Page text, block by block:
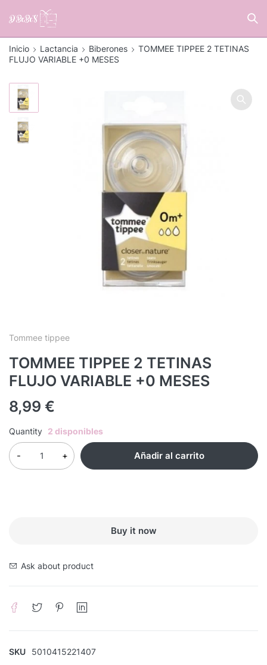
Inicio Lactancia Biberones
TOMMEE TIPPEE 2 TETINAS
FLUJO VARIABLE +0 MESES
Tommee tippee
TOMMEE TIPPEE 2 TETINAS
FLUJO VARIABLE +0 MESES
8,99 €
Quantity 2 disponibles
Añadir al carrito
Buy it now
Ask about product
SKU 5010415221407